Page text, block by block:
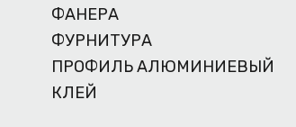
ФАНЕРА
ФУРНИТУРА
ПРОФИЛЬ АЛЮМИНИЕВЫЙ
КЛЕЙ